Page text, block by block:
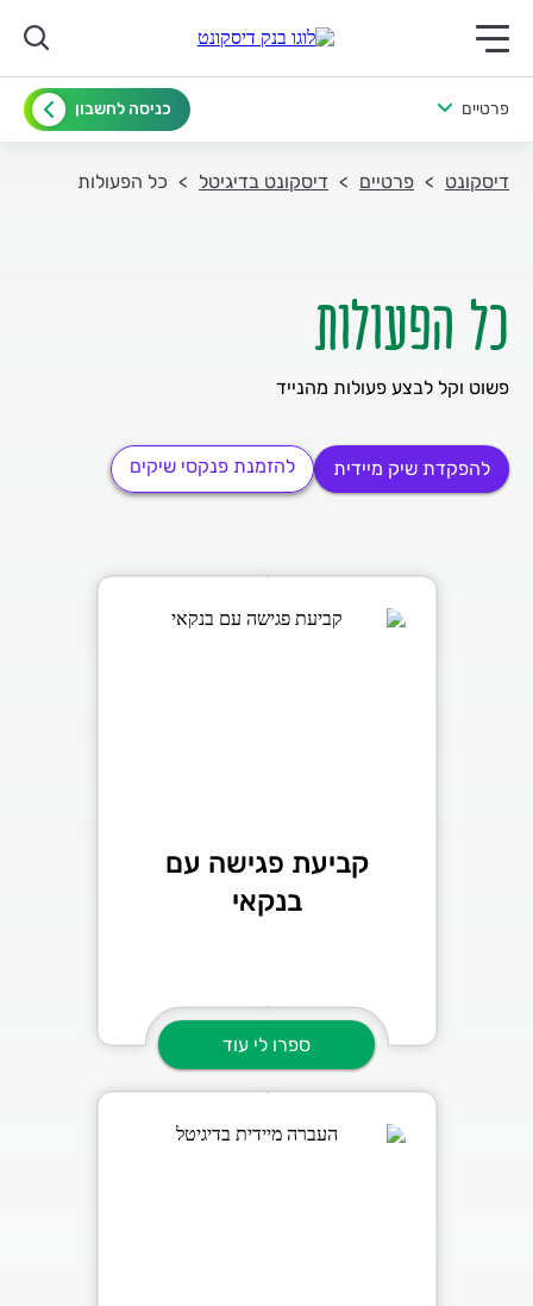
תפריט ראשי לנייד
פרטיים כניסה לחשבון
דיסקונט פרטיים דיסקונט בדיגיטל כל הפעולות
כל הפעולות
פשוט וקל לבצע פעולות מהנייד
להפקדת שיק מיידית להזמנת פנקסי שיקים
קביעת פגישה עם
בנקאי
ספרו לי עוד